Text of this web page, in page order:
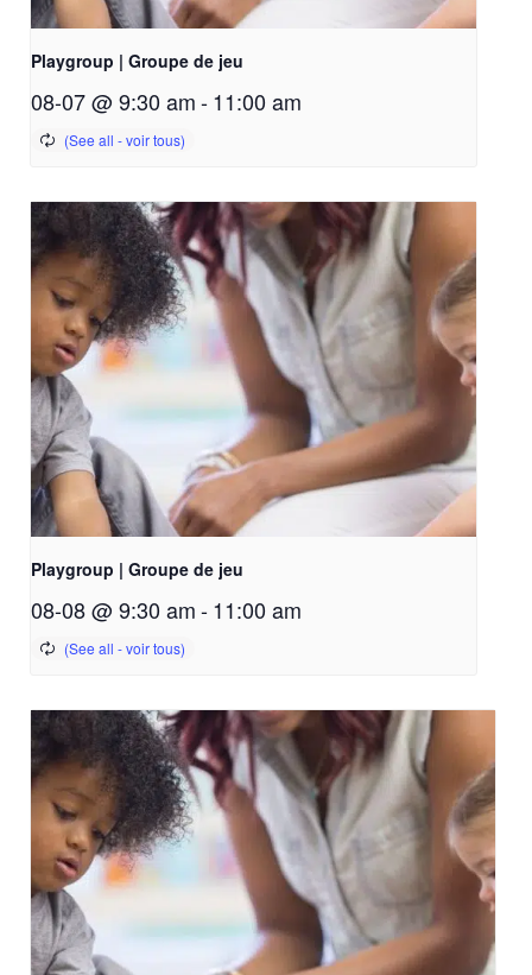
Playgroup | Groupe de jeu
08-07 @ 9:30 am-11:00 am
Playgroup | Groupe de jeu
08-08 @ 9:30 am-11:00 am